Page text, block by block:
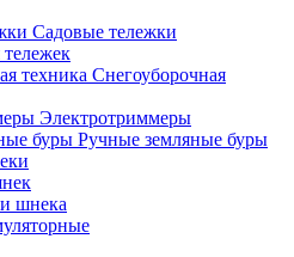
Садовые тележки
тележек
Снегоуборочная
Электротриммеры
Ручные земляные буры
шнека